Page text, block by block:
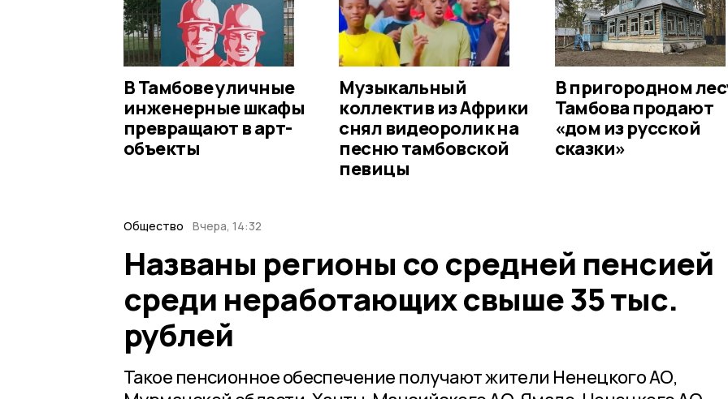
В Тамбове уличные
инженерные шкафы
превращают в арт-
объекты
Музыкальный
коллектив из Африки
снял видеоролик на
песню тамбовской
певицы
В пригородном
Тамбова продают
«дом из русской
сказки»
Общество Вчера, 14:32
Названы регионы со средней пенсией
среди неработающих свыше 35 тыс.
рублей
Такое пенсионное обеспечение получают жители Ненецкого АО,